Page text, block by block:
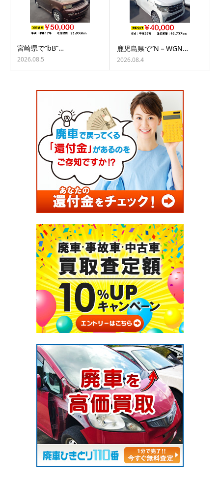
宮崎県で”bB”…
2026.08.5
鹿児島県で”N－WGN…
2026.08.4